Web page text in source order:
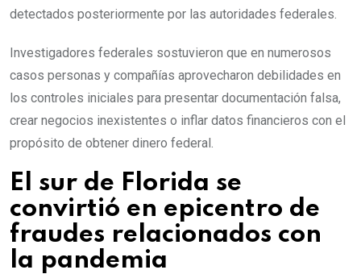
detectados posteriormente por las autoridades federales.
Investigadores federales sostuvieron que en numerosos
casos personas y compañías aprovecharon debilidades en
los controles iniciales para presentar documentación falsa,
crear negocios inexistentes o inflar datos financieros con el
propósito de obtener dinero federal.
El sur de Florida se
convirtió en epicentro de
fraudes relacionados con
la pandemia